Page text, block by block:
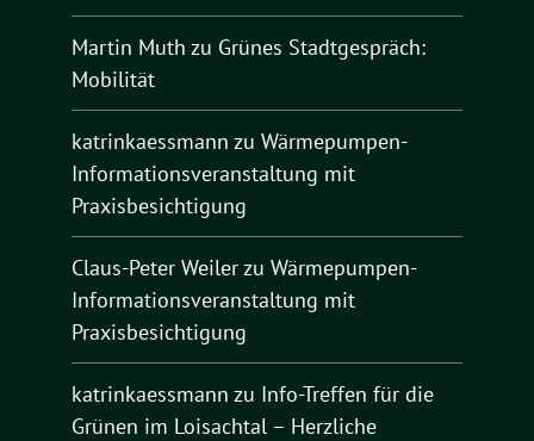
Martin Muth zu Grünes Stadtgespräch:
Mobilität
katrinkaessmann zu Wärmepumpen-
Informationsveranstaltung mit
Praxisbesichtigung
Claus-Peter Weilerzu Wärmepumpen-
Informationsveranstaltung mit
Praxisbesichtigung
katrinkaessmann zu Info-Treffen für die
Grünen im Loisachtal – Herzliche